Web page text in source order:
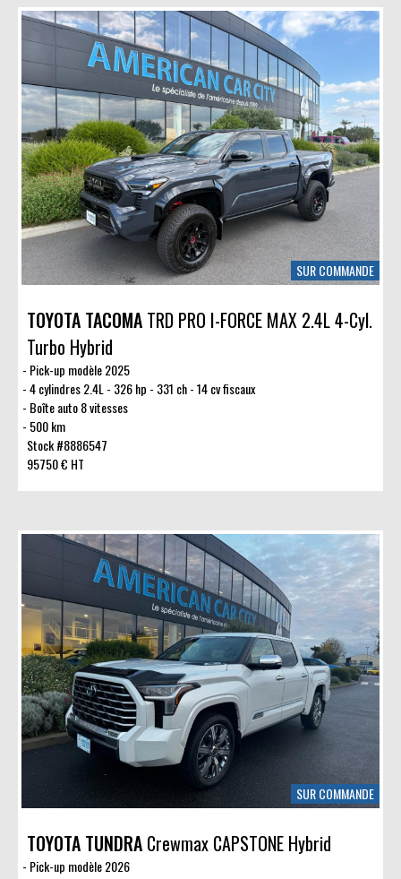
SUR COMMANDE
TOYOTA TACOMA TRD PRO I-FORCE MAX 2.4L 4-Cyl.
Turbo Hybrid
Pick-up modèle 2025
4 cylindres 2.4L - 326 hp - 331 ch - 14 cv fiscaux
Boîte auto 8 vitesses
500 km
Stock #8886547
95750 € HT
SUR COMMANDE
TOYOTA TUNDRA Crewmax CAPSTONE Hybrid
Pick-up modèle 2026